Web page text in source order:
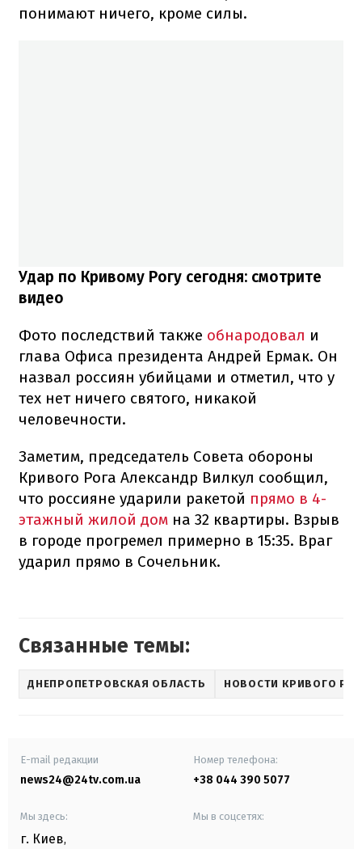
понимают ничего, кроме силы.
Удар по Кривому Рогу сегодня: смотрите
видео
Фото последствий также обнародовал и
глава Офиса президента Андрей Ермак. Он
назвал россиян убийцами и отметил, что у
тех нет ничего святого, никакой
человечности.
Заметим, председатель Совета обороны
Кривого Рога Александр Вилкул сообщил,
что россияне ударили ракетой прямо в 4-
этажный жилой дом на 32 квартиры. Взрыв
в городе прогремел примерно в 15:35. Враг
ударил прямо в Сочельник.
Связанные темы:
ДНЕПРОПЕТРОВСКАЯ ОБЛАСТЬ НОВОСТИ КРИВОГО
E-mail редакции
news24@24tv.com.ua
Номер телефона:
+38 044 390 5077
Мы здесь:
г. Киев,
Мы в соцсетях: